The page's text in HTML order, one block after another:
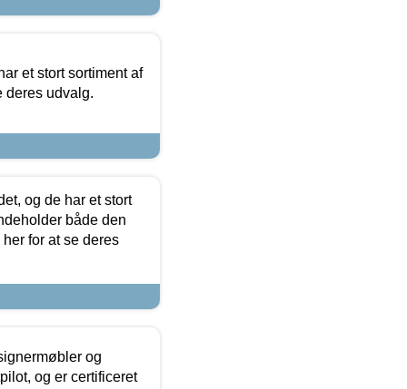
et stort sortiment af
deres udvalg.
og de har et stort
både den
for at se deres
og
og er certificeret